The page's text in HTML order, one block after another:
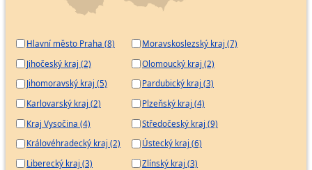
Hlavní město Praha (8)
Jihočeský kraj (2)
Jihomoravský kraj (5)
Karlovarský kraj (2)
Kraj Vysočina (4)
Královéhradecký kraj (2)
Liberecký kraj (3)
Moravskoslezský kraj (7)
Olomoucký kraj (2)
Pardubický kraj (3)
Plzeňský kraj (4)
Středočeský kraj (9)
Ústecký kraj (6)
Zlínský kraj (3)